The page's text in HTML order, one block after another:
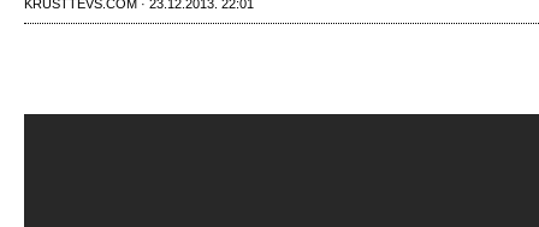
KRUSTTEVS.COM · 23.12.2013. 22:01